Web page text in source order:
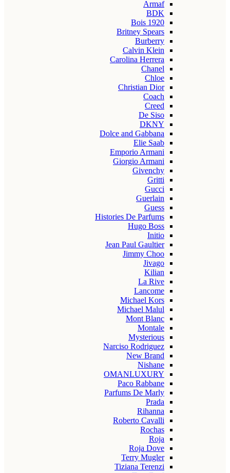
Armaf
BDK
Bois 1920
Britney Spears
Burberry
Calvin Klein
Carolina Herrera
Chanel
Chloe
Christian Dior
Coach
Creed
De Siso
DKNY
Dolce and Gabbana
Elie Saab
Emporio Armani
Giorgio Armani
Givenchy
Gritti
Gucci
Guerlain
Guess
Histories De Parfums
Hugo Boss
Initio
Jean Paul Gaultier
Jimmy Choo
Jivago
Kilian
La Rive
Lancome
Michael Kors
Michael Malul
Mont Blanc
Montale
Mysterious
Narciso Rodriguez
New Brand
Nishane
OMANLUXURY
Paco Rabbane
Parfums De Marly
Prada
Rihanna
Roberto Cavalli
Rochas
Roja
Roja Dove
Terry Mugler
Tiziana Terenzi